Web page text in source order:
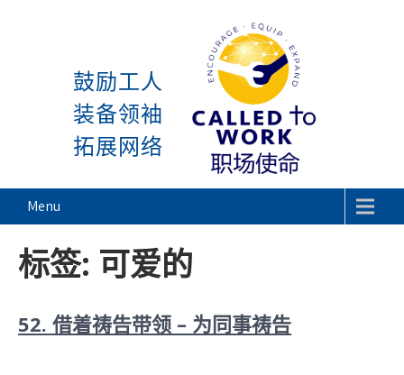
Called To Work
鼓励工人
装备领袖
拓展网络
Menu
标签: 可爱的
52. 借着祷告带领 – 为同事祷告